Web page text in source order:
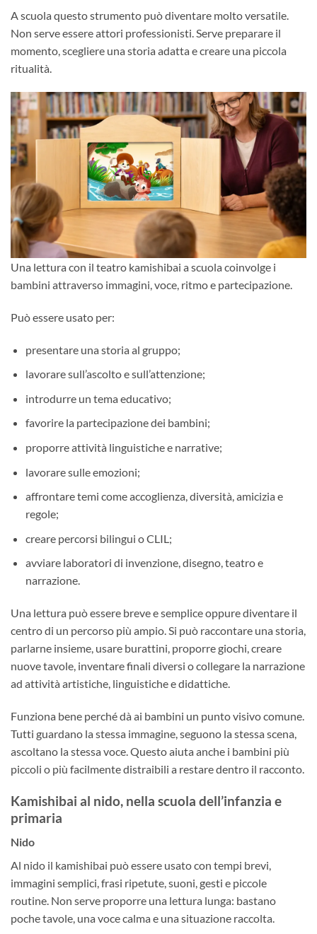
A scuola questo strumento può diventare molto versatile.
Non serve essere attori professionisti. Serve preparare il
momento, scegliere una storia adatta e creare una piccola
ritualità.
Una lettura con il teatro kamishibai a scuola coinvolge i
bambini attraverso immagini, voce, ritmo e partecipazione.
Può essere usato per:
presentare una storia al gruppo;
lavorare sull’ascolto e sull’attenzione;
introdurre un tema educativo;
favorire la partecipazione dei bambini;
proporre attività linguistiche e narrative;
lavorare sulle emozioni;
affrontare temi come accoglienza, diversità, amicizia e
regole;
creare percorsi bilingui o CLIL;
avviare laboratori di invenzione, disegno, teatro e
narrazione.
Una lettura può essere breve e semplice oppure diventare il
centro di un percorso più ampio. Si può raccontare una storia,
parlarne insieme, usare burattini, proporre giochi, creare
nuove tavole, inventare finali diversi o collegare la narrazione
ad attività artistiche, linguistiche e didattiche.
Funziona bene perché dà ai bambini un punto visivo comune.
Tutti guardano la stessa immagine, seguono la stessa scena,
ascoltano la stessa voce. Questo aiuta anche i bambini più
piccoli o più facilmente distraibili a restare dentro il racconto.
Kamishibai al nido, nella scuola dell’infanzia e
primaria
Nido
Al nido il kamishibai può essere usato con tempi brevi,
immagini semplici, frasi ripetute, suoni, gesti e piccole
routine. Non serve proporre una lettura lunga: bastano
poche tavole, una voce calma e una situazione raccolta.